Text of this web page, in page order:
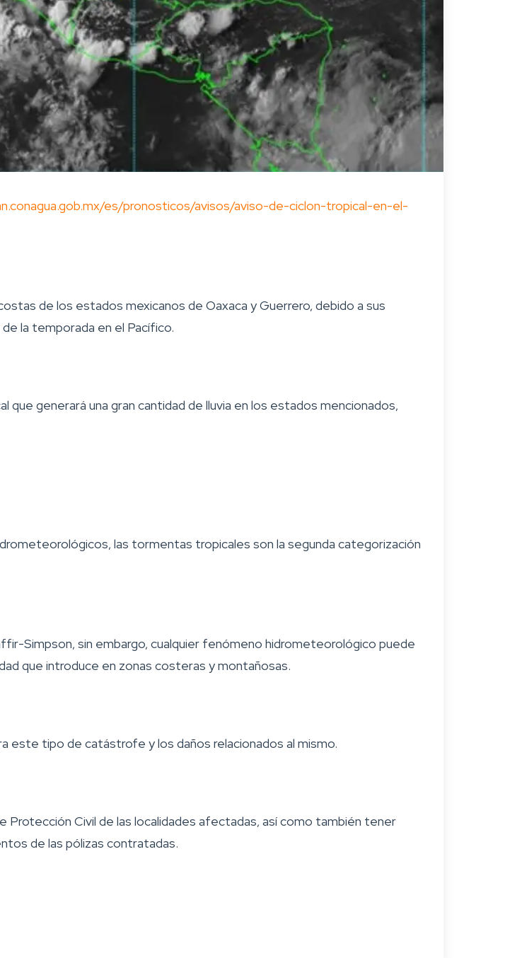
es/pronosticos/avisos/aviso-de-ciclon-tropical-en-el-
de los estados mexicanos de Oaxaca y Guerrero, debido a sus
la temporada en el Pacífico.
generará una gran cantidad de lluvia en los estados mencionados,
las tormentas tropicales son la segunda categorización
Simpson, sin embargo, cualquier fenómeno hidrometeorológico puede
que introduce en zonas costeras y montañosas.
este tipo de catástrofe y los daños relacionados al mismo.
Civil de las localidades afectadas, así como también tener
de las pólizas contratadas.